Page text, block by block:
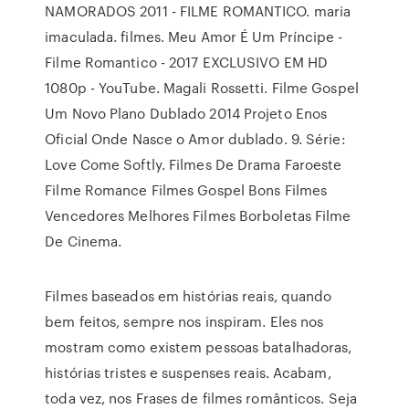
NAMORADOS 2011 - FILME ROMANTICO. maria
imaculada. filmes. Meu Amor É Um Príncipe -
Filme Romantico - 2017 EXCLUSIVO EM HD
1080p - YouTube. Magali Rossetti. Filme Gospel
Um Novo Plano Dublado 2014 Projeto Enos
Oficial Onde Nasce o Amor dublado. 9. Série:
Love Come Softly. Filmes De Drama Faroeste
Filme Romance Filmes Gospel Bons Filmes
Vencedores Melhores Filmes Borboletas Filme
De Cinema.
Filmes baseados em histórias reais, quando
bem feitos, sempre nos inspiram. Eles nos
mostram como existem pessoas batalhadoras,
histórias tristes e suspenses reais. Acabam,
toda vez, nos Frases de filmes românticos. Seja